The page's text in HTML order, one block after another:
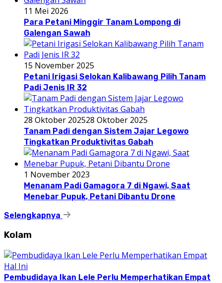
11 Mei 2026
Para Petani Minggir Tanam Lompong di
Galengan Sawah
15 November 2025
Petani Irigasi Selokan Kalibawang Pilih Tanam
Padi Jenis IR 32
28 Oktober 202528 Oktober 2025
Tanam Padi dengan Sistem Jajar Legowo
Tingkatkan Produktivitas Gabah
1 November 2023
Menanam Padi Gamagora 7 di Ngawi, Saat
Menebar Pupuk, Petani Dibantu Drone
Selengkapnya
Kolam
Pembudidaya Ikan Lele Perlu Memperhatikan Empat